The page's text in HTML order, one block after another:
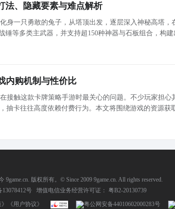
法、隐藏要素与难点解析
身一只勇敢的兔子，从塔顶出发，逐层深入神秘高塔，
等多类主武器，并支持超150种神器与石板组合，构建
内购机制与性价比
接触这款卡牌策略手游时最关心的问题。不少玩家担心
抽卡往往高度依赖付费行为。本文将围绕游戏的资源获
9game.cn. 版权所有。© Since 2009 9game.cn. All rights reserved.
13078412号
增值电信业务经营许可证： 粤B2-20130739
《用户协议》 粤公网安备44010602000283号